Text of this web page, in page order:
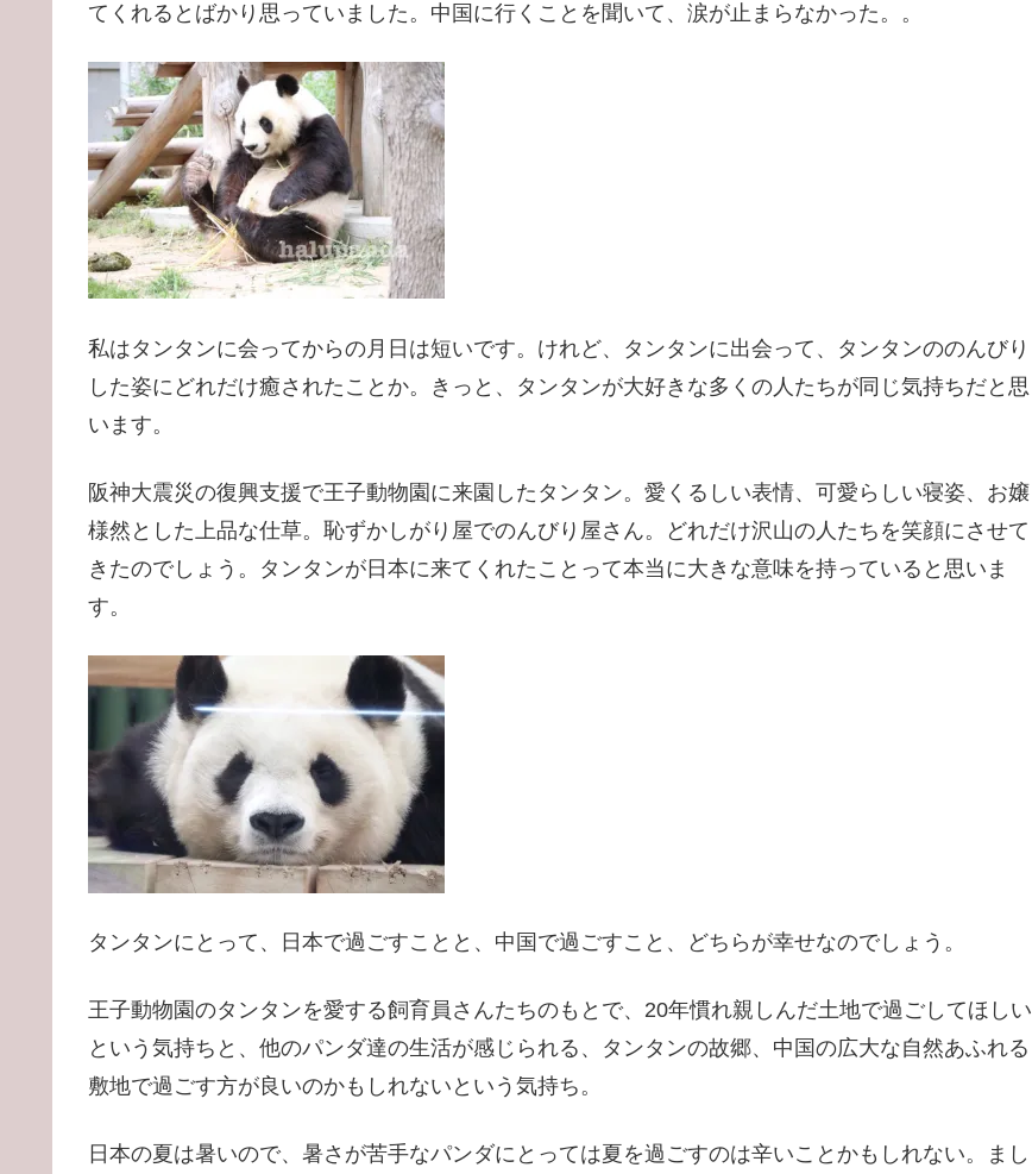
てくれるとばかり思っていました。中国に行くことを聞いて、涙が止まらなかった。。
私はタンタンに会ってからの月日は短いです。けれど、タンタンに出会って、タンタンののんびり
した姿にどれだけ癒されたことか。きっと、タンタンが大好きな多くの人たちが同じ気持ちだと思
います。
阪神大震災の復興支援で王子動物園に来園したタンタン。愛くるしい表情、可愛らしい寝姿、お嬢
様然とした上品な仕草。恥ずかしがり屋でのんびり屋さん。どれだけ沢山の人たちを笑顔にさせて
きたのでしょう。タンタンが日本に来てくれたことって本当に大きな意味を持っていると思いま
す。
タンタンにとって、日本で過ごすことと、中国で過ごすこと、どちらが幸せなのでしょう。
王子動物園のタンタンを愛する飼育員さんたちのもとで、20年慣れ親しんだ土地で過ごしてほしい
という気持ちと、他のパンダ達の生活が感じられる、タンタンの故郷、中国の広大な自然あふれる
敷地で過ごす方が良いのかもしれないという気持ち。
日本の夏は暑いので、暑さが苦手なパンダにとっては夏を過ごすのは辛いことかもしれない。まし